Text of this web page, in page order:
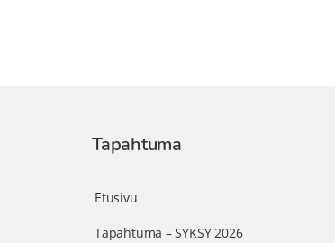
Tapahtuma
Etusivu
Tapahtuma – SYKSY 2026